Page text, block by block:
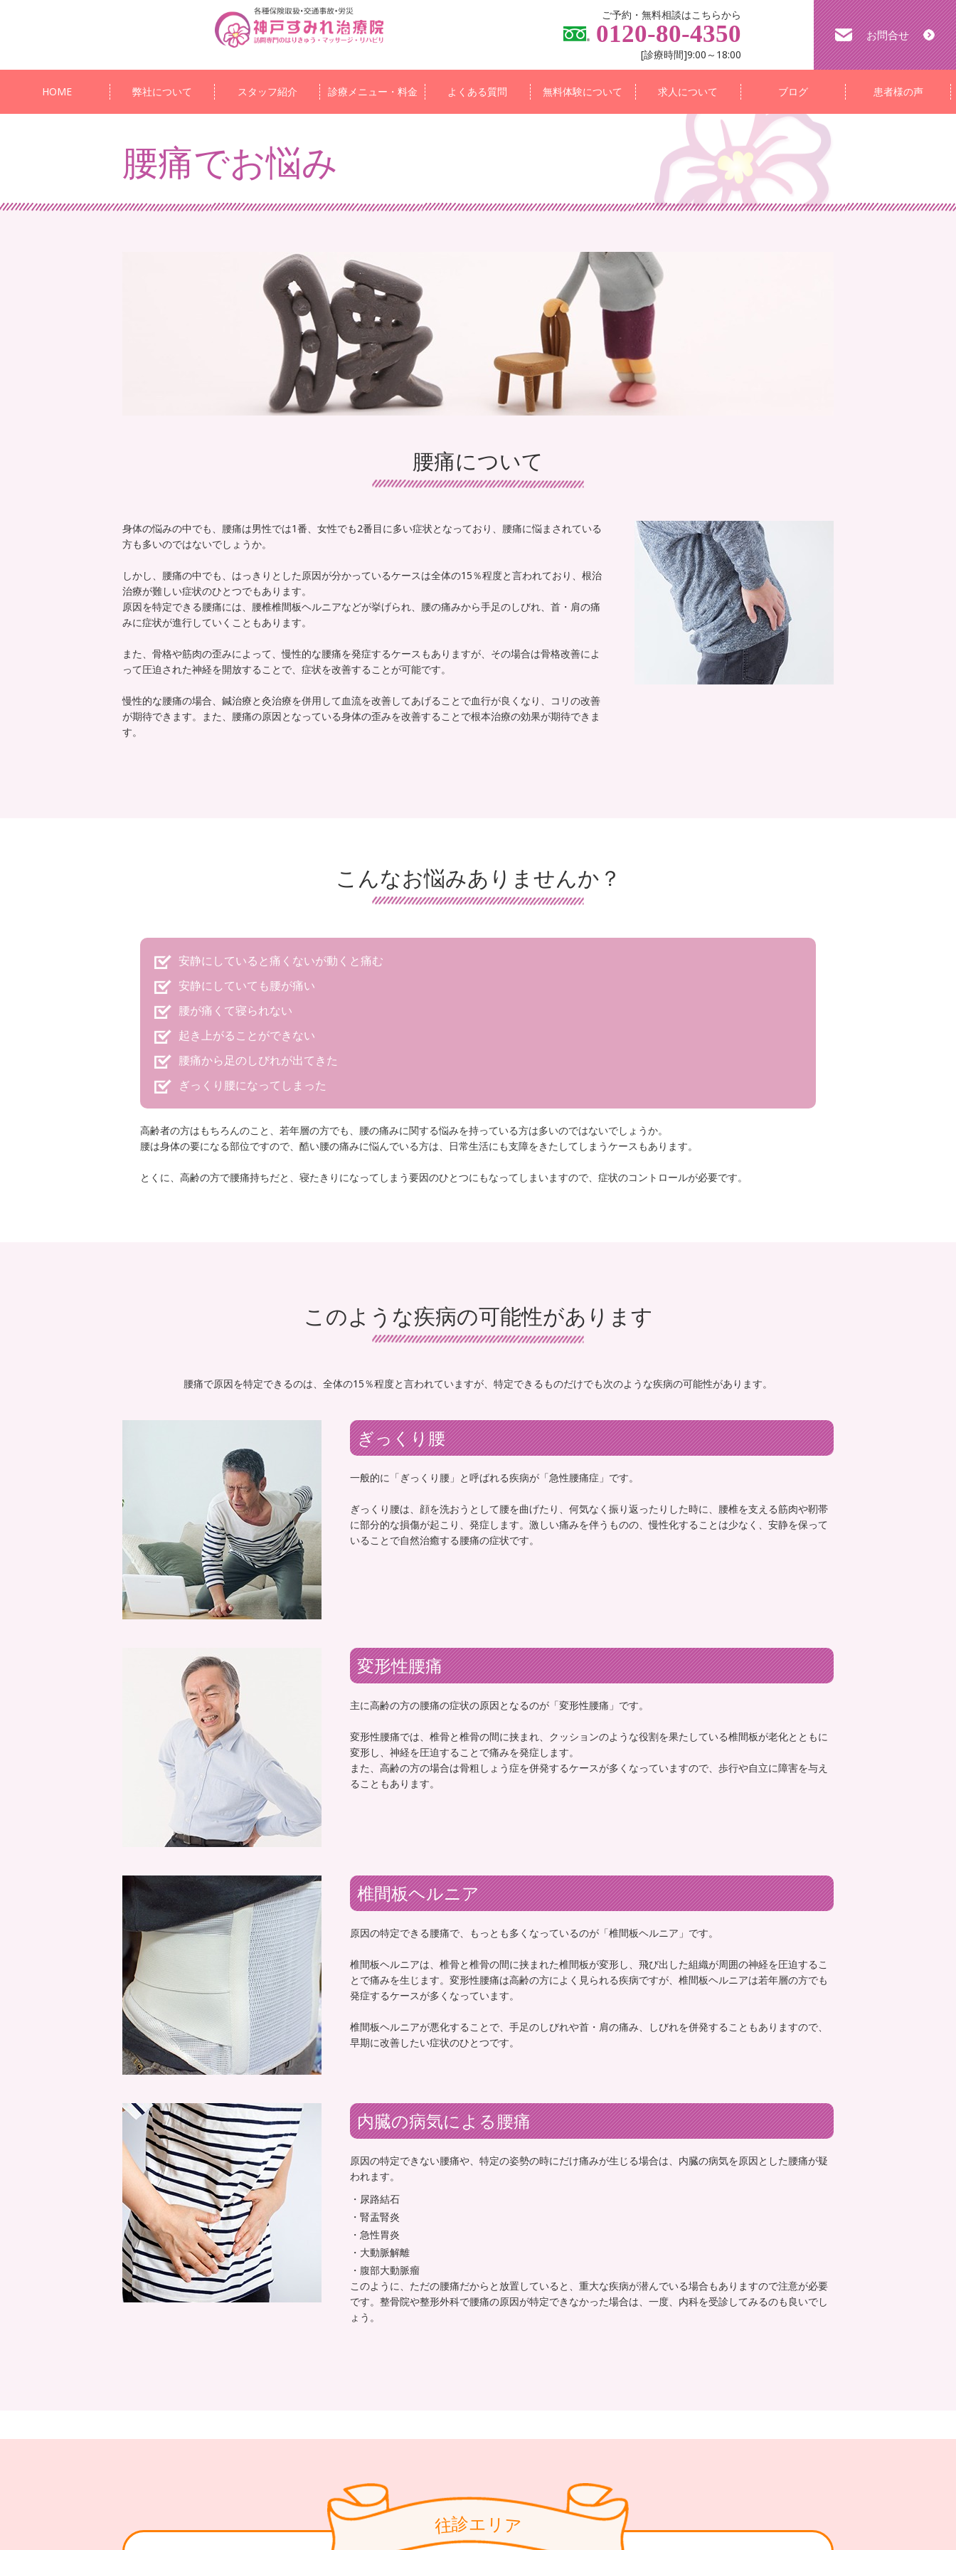
ご予約・無料相談はこちらから
0120-80-4350
[診療時間]9:00～18:00
お問合せ
HOME 弊社について スタッフ紹介 診療メニュー・料金 よくある質問 無料体験について 求人について ブログ 患者様の声
腰痛でお悩み
腰痛について
身体の悩みの中でも、腰痛は男性では1番、女性でも2番目に多い症状となっており、腰痛に悩まされている
方も多いのではないでしょうか。
しかし、腰痛の中でも、はっきりとした原因が分かっているケースは全体の15％程度と言われており、根治
治療が難しい症状のひとつでもあります。
原因を特定できる腰痛には、腰椎椎間板ヘルニアなどが挙げられ、腰の痛みから手足のしびれ、首・肩の痛
みに症状が進行していくこともあります。
また、骨格や筋肉の歪みによって、慢性的な腰痛を発症するケースもありますが、その場合は骨格改善によ
って圧迫された神経を開放することで、症状を改善することが可能です。
慢性的な腰痛の場合、鍼治療と灸治療を併用して血流を改善してあげることで血行が良くなり、コリの改善
が期待できます。また、腰痛の原因となっている身体の歪みを改善することで根本治療の効果が期待できま
す。
こんなお悩みありませんか？
安静にしていると痛くないが動くと痛む
安静にしていても腰が痛い
腰が痛くて寝られない
起き上がることができない
腰痛から足のしびれが出てきた
ぎっくり腰になってしまった
高齢者の方はもちろんのこと、若年層の方でも、腰の痛みに関する悩みを持っている方は多いのではないでしょうか。
腰は身体の要になる部位ですので、酷い腰の痛みに悩んでいる方は、日常生活にも支障をきたしてしまうケースもあります。
とくに、高齢の方で腰痛持ちだと、寝たきりになってしまう要因のひとつにもなってしまいますので、症状のコントロールが必要です。
このような疾病の可能性があります
腰痛で原因を特定できるのは、全体の15％程度と言われていますが、特定できるものだけでも次のような疾病の可能性があります。
ぎっくり腰
一般的に「ぎっくり腰」と呼ばれる疾病が「急性腰痛症」です。
ぎっくり腰は、顔を洗おうとして腰を曲げたり、何気なく振り返ったりした時に、腰椎を支える筋肉や靭帯
に部分的な損傷が起こり、発症します。激しい痛みを伴うものの、慢性化することは少なく、安静を保って
いることで自然治癒する腰痛の症状です。
変形性腰痛
主に高齢の方の腰痛の症状の原因となるのが「変形性腰痛」です。
変形性腰痛では、椎骨と椎骨の間に挟まれ、クッションのような役割を果たしている椎間板が老化とともに
変形し、神経を圧迫することで痛みを発症します。
また、高齢の方の場合は骨粗しょう症を併発するケースが多くなっていますので、歩行や自立に障害を与え
ることもあります。
椎間板ヘルニア
原因の特定できる腰痛で、もっとも多くなっているのが「椎間板ヘルニア」です。
椎間板ヘルニアは、椎骨と椎骨の間に挟まれた椎間板が変形し、飛び出した組織が周囲の神経を圧迫するこ
とで痛みを生じます。変形性腰痛は高齢の方によく見られる疾病ですが、椎間板ヘルニアは若年層の方でも
発症するケースが多くなっています。
椎間板ヘルニアが悪化することで、手足のしびれや首・肩の痛み、しびれを併発することもありますので、
早期に改善したい症状のひとつです。
内臓の病気による腰痛
原因の特定できない腰痛や、特定の姿勢の時にだけ痛みが生じる場合は、内臓の病気を原因とした腰痛が疑
われます。
尿路結石
腎盂腎炎
急性胃炎
大動脈解離
腹部大動脈瘤
このように、ただの腰痛だからと放置していると、重大な疾病が潜んでいる場合もありますので注意が必要
です。整骨院や整形外科で腰痛の原因が特定できなかった場合は、一度、内科を受診してみるのも良いでし
ょう。
往診エ リ ア